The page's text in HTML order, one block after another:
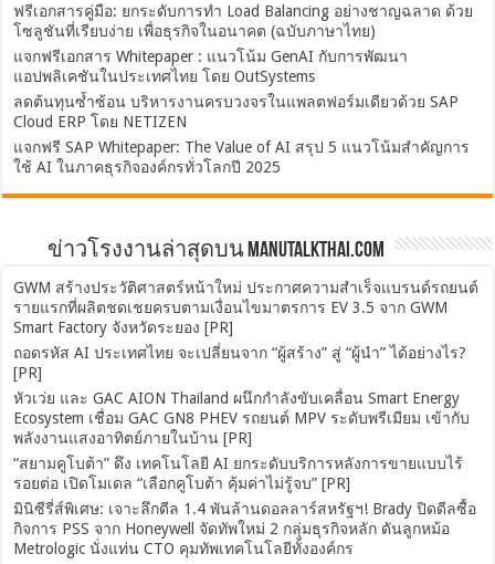
ฟรีเอกสารคู่มือ: ยกระดับการทำ Load Balancing อย่างชาญฉลาด ด้วย
โซลูชันที่เรียบง่าย เพื่อธุรกิจในอนาคต (ฉบับภาษาไทย)
แจกฟรีเอกสาร Whitepaper : แนวโน้ม GenAI กับการพัฒนา
แอปพลิเคชันในประเทศไทย โดย OutSystems
ลดต้นทุนซ้ำซ้อน บริหารงานครบวงจรในแพลตฟอร์มเดียวด้วย SAP
Cloud ERP โดย NETIZEN
แจกฟรี SAP Whitepaper: The Value of AI สรุป 5 แนวโน้มสำคัญการ
ใช้ AI ในภาคธุรกิจองค์กรทั่วโลกปี 2025
ข่าวโรงงานล่าสุดบน ManuTalkThai.com
GWM สร้างประวัติศาสตร์หน้าใหม่ ประกาศความสำเร็จแบรนด์รถยนต์
รายแรกที่ผลิตชดเชยครบตามเงื่อนไขมาตรการ EV 3.5 จาก GWM
Smart Factory จังหวัดระยอง [PR]
ถอดรหัส AI ประเทศไทย จะเปลี่ยนจาก “ผู้สร้าง” สู่ “ผู้นำ” ได้อย่างไร?
[PR]
หัวเว่ย และ GAC AION Thailand ผนึกกำลังขับเคลื่อน Smart Energy
Ecosystem เชื่อม GAC GN8 PHEV รถยนต์ MPV ระดับพรีเมียม เข้ากับ
พลังงานแสงอาทิตย์ภายในบ้าน [PR]
“สยามคูโบต้า” ดึง เทคโนโลยี AI ยกระดับบริการหลังการขายแบบไร้
รอยต่อ เปิดโมเดล “เลือกคูโบต้า คุ้มค่าไม่รู้จบ” [PR]
มินิซีรี่ส์พิเศษ: เจาะลึกดีล 1.4 พันล้านดอลลาร์สหรัฐฯ! Brady ปิดดีลซื้อ
กิจการ PSS จาก Honeywell จัดทัพใหม่ 2 กลุ่มธุรกิจหลัก ดันลูกหม้อ
Metrologic นั่งแท่น CTO คุมทัพเทคโนโลยีทั้งองค์กร